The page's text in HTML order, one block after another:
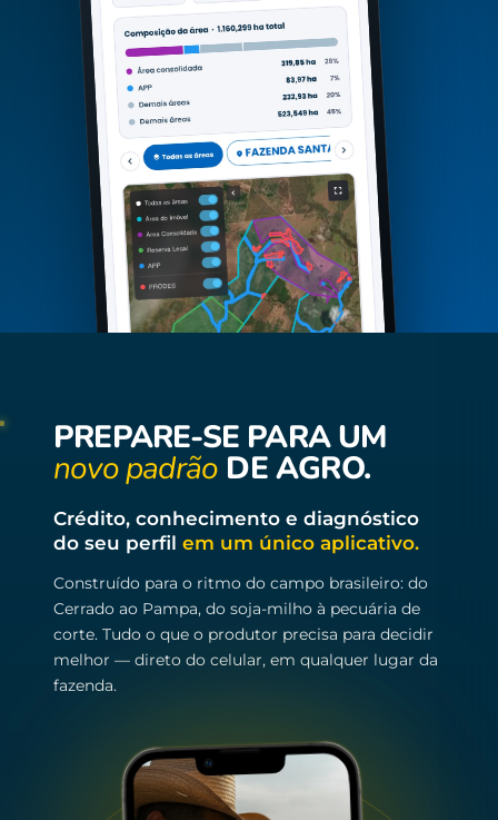
PREPARE-SE PARA UM
novo padrão DE AGRO.
Crédito, conhecimento e diagnóstico
do seu perfil em um único aplicativo.
Construído para o ritmo do campo brasileiro: do
Cerrado ao Pampa, do soja-milho à pecuária de
corte. Tudo o que o produtor precisa para decidir
melhor — direto do celular, em qualquer lugar da
fazenda.